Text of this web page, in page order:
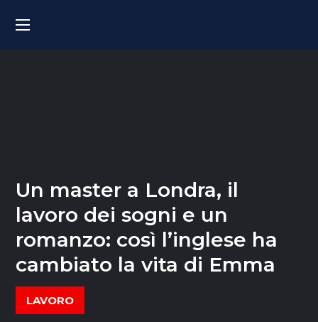
Un master a Londra, il
lavoro dei sogni e un
romanzo: così l’inglese ha
cambiato la vita di Emma
LAVORO